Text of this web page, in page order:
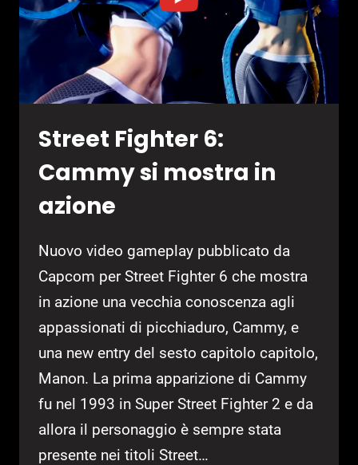
Street Fighter 6:
Cammy si mostra in
azione
Nuovo video gameplay pubblicato da
Capcom per Street Fighter 6 che mostra
in azione una vecchia conoscenza agli
appassionati di picchiaduro, Cammy, e
una new entry del sesto capitolo capitolo,
Manon. La prima apparizione di Cammy
fu nel 1993 in Super Street Fighter 2 e da
allora il personaggio è sempre stata
presente nei titoli Street…